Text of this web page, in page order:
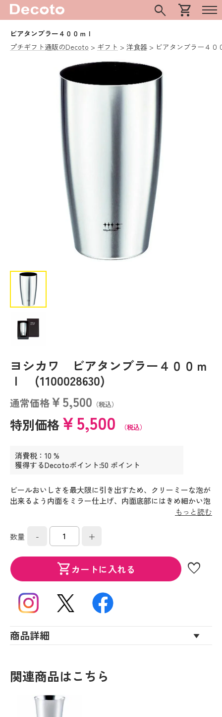
search shopping_cart
ビアタンブラー４００ｍｌ
プチギフト通販のDecoto
ギフト 洋食器 ビアタンブラー４０
ヨシカワ ビアタンブラー４００ｍ
ｌ (1100028630)
通常価格￥5,500 （税込）
特別価格￥5,500 （税込）
消費税：10 %
獲得するDecotoポイント:50 ポイント
ビールおいしさを最大限に引き出すため、クリーミーな泡が
出来るよう内面をミラー仕上げ、内面底部にはきめ細かい泡
が出来るようヘアライン加工が施されています。薄く削り込
としたビールの美味しさをお楽しみいただけます。
もっと読む
数量 - +
shopping_cartカートに入れる favorite
商品詳細
関連商品はこちら